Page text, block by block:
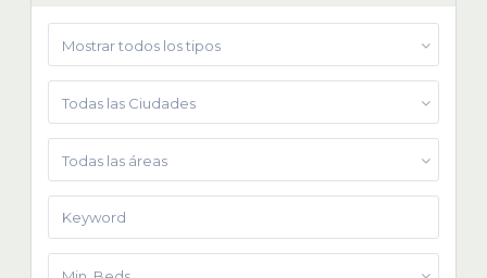
Mostrar todos los tipos
Todas las Ciudades
Todas las áreas